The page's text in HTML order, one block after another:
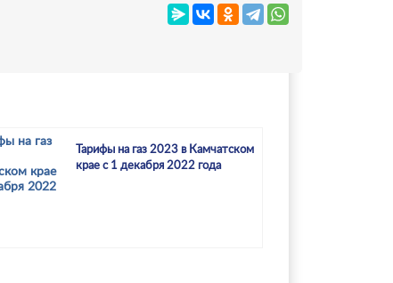
Тарифы на газ 2023 в Камчатском
крае с 1 декабря 2022 года